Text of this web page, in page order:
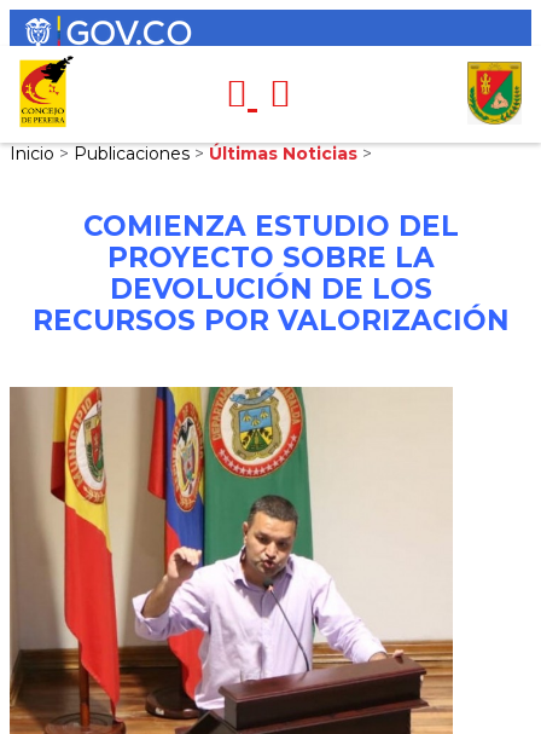
Inicio > Publicaciones > Últimas Noticias >
COMIENZA ESTUDIO DEL
PROYECTO SOBRE LA
DEVOLUCIÓN DE LOS
RECURSOS POR VALORIZACIÓN